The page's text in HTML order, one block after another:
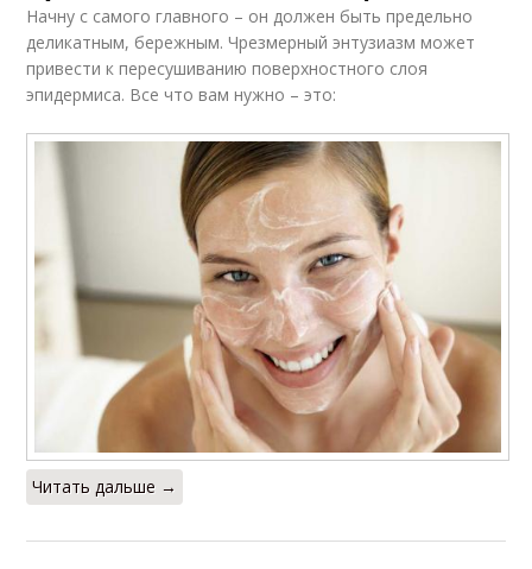
Начну с самого главного – он должен быть предельно
деликатным, бережным. Чрезмерный энтузиазм может
привести к пересушиванию поверхностного слоя
эпидермиса. Все что вам нужно – это:
Читать дальше →